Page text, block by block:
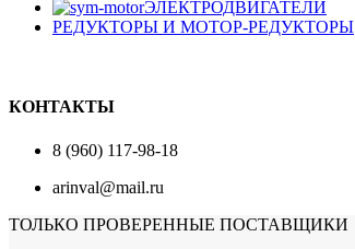
ЭЛЕКТРОДВИГАТЕЛИ
РЕДУКТОРЫ И МОТОР-РЕДУКТОРЫ
КОНТАКТЫ
8 (960) 117-98-18
arinval@mail.ru
ТОЛЬКО ПРОВЕРЕННЫЕ ПОСТАВЩИКИ